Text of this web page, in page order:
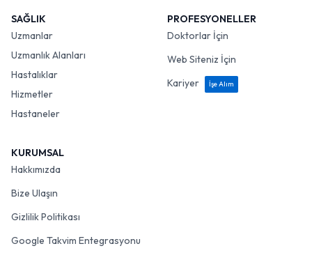
SAĞLIK
Uzmanlar
Uzmanlık Alanları
Hastalıklar
Hizmetler
Hastaneler
PROFESYONELLER
Doktorlar İçin
Web Siteniz İçin
Kariyer
İşe Alım
KURUMSAL
Hakkımızda
Bize Ulaşın
Gizlilik Politikası
Google Takvim Entegrasyonu